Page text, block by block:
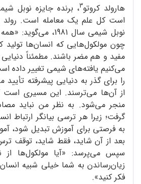
هارولد کروتو3
است کل علم یک معامله است. رولد
نوبل شیمی سال 1981،
چون مولکول‌هایی که انسان‌ها تولید
مفید و هم مضر باشند. مطمئناً دنیایی
می‌کنیم یافته‌های شیمی تغییر داده
را برای گذر به دنیایی پیشرفته
از آن‌ها می‌ترسند. این مسیری
منجر می‌شود. به نظر من نباید
گرفت؛ زیرا هر ترسی بیانگر ارتباط
به فرصتی برای آموزش تبدیل شود،
بعد از آن شاید، فقط شاید، توقف
سپس می‌پرسد: «آیا مولکول‌ها از
زیان‌رساندن به شما خیلی شبیه
فکر کنید».